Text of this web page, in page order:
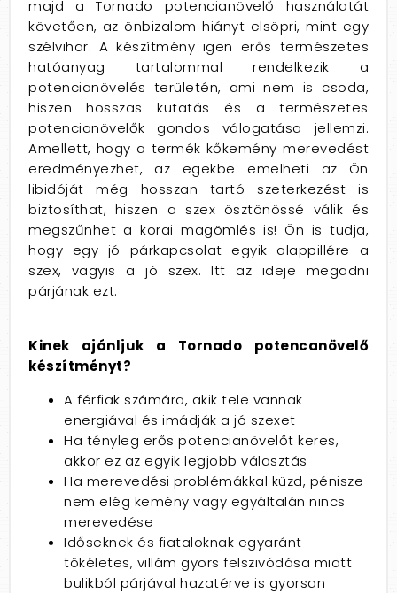
majd a Tornado potencianövelő használatát
követően, az önbizalom hiányt elsöpri, mint egy
szélvihar. A készítmény igen erős természetes
hatóanyag tartalommal rendelkezik a
potencianövelés területén, ami nem is csoda,
hiszen hosszas kutatás és a természetes
potencianövelők gondos válogatása jellemzi.
Amellett, hogy a termék kőkemény merevedést
eredményezhet, az egekbe emelheti az Ön
libidóját még hosszan tartó szeterkezést is
biztosíthat, hiszen a szex ösztönössé válik és
megszűnhet a korai magömlés is! Ön is tudja,
hogy egy jó párkapcsolat egyik alappillére a
szex, vagyis a jó szex. Itt az ideje megadni
párjának ezt.
Kinek ajánljuk a Tornado potencanövelő
készítményt?
A férfiak számára, akik tele vannak
energiával és imádják a jó szexet
Ha tényleg erős potencianövelőt keres,
akkor ez az egyik legjobb választás
Ha merevedési problémákkal küzd, pénisze
nem elég kemény vagy egyáltalán nincs
merevedése
Időseknek és fiataloknak egyaránt
tökéletes, villám gyors felszivódása miatt
bulikból párjával hazatérve is gyorsan